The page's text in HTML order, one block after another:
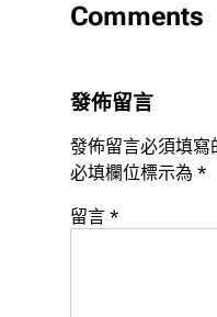
Comments
發佈留言
發佈留言必須填寫
必填欄位標示為 *
留言 *